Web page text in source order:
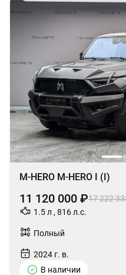
M-HERO M-HERO I (I)
11 120 000 ₽17 222
1.5 л , 816 л.с.
Полный
2024 г. в.
В наличии